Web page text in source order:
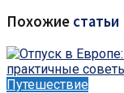
Похожие статьи
Путешествие